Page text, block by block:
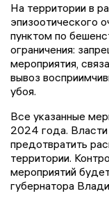
На территории в
эпизоотического
пунктом по
ограничения:
мероприятия,
вывоз
убоя.
Все указанные
2024 года.
предотвратить
территории.
мероприятий
губернатора